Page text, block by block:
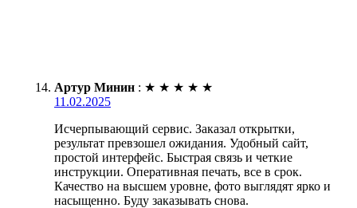
Артур Минин : ★ ★ ★ ★ ★
11.02.2025
Исчерпывающий сервис. Заказал открытки,
результат превзошел ожидания. Удобный сайт,
простой интерфейс. Быстрая связь и четкие
инструкции. Оперативная печать, все в срок.
Качество на высшем уровне, фото выглядят ярко и
насыщенно. Буду заказывать снова.